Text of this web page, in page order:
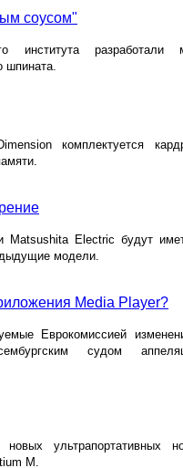
соусом"
института разработали
шпината.
комплектуется
Matsushita Electric будут
модели.
Media Player?
Еврокомиссией
судом
ультрапортативных
M.